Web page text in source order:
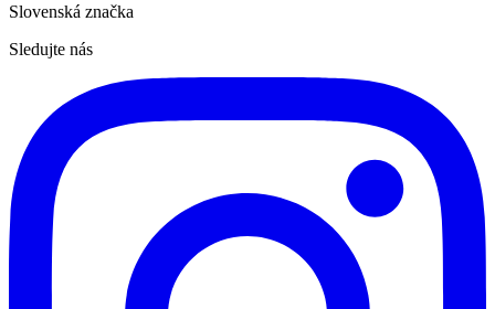
Slovenská značka
Sledujte nás